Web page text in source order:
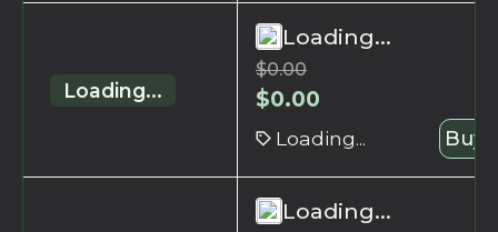
Loading...
Loading...
$0.00
$0.00
Loading... Buy
Loading...